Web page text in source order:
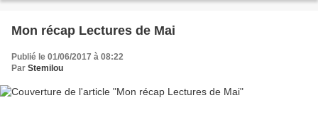
Mon récap Lectures de Mai
Publié le 01/06/2017 à 08:22
Par Stemilou